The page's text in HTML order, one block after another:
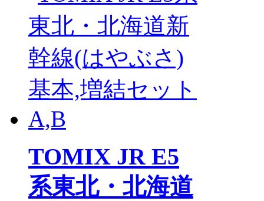
TOMIX JR E5
系東北・北海道